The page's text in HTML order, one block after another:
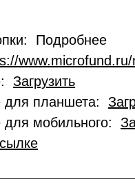
Подробнее
Загрузить
для планшета:
для мобильного: